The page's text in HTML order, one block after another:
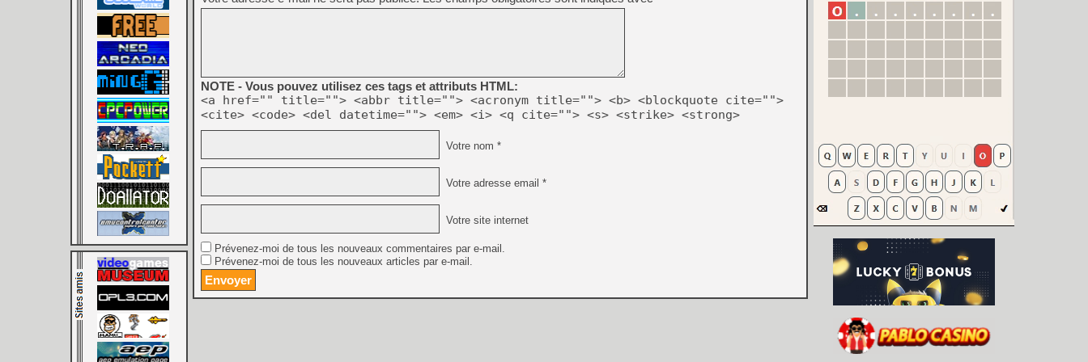
NOTE - Vous pouvez utilisez ces tags et attributs HTML:
<a href="" title=""> <abbr title=""> <acronym title=""> <b> <blockquote cite="">
<cite> <code> <del datetime=""> <em> <i> <q cite=""> <s> <strike> <strong>
Votre nom *
Votre adresse email *
Votre site internet
Prévenez-moi de tous les nouveaux commentaires par e-mail.
Prévenez-moi de tous les nouveaux articles par e-mail.